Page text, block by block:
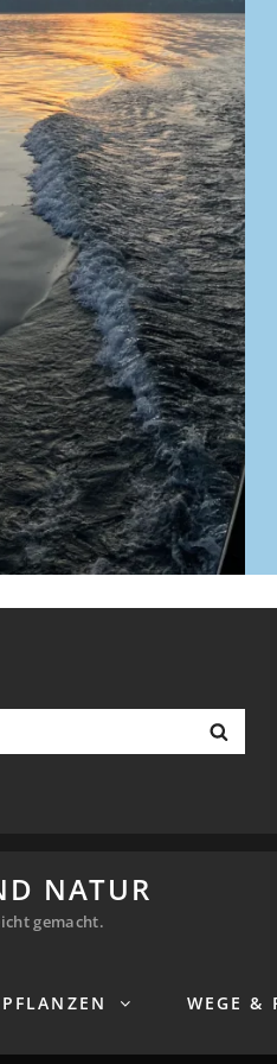
NATUR
gemacht.
PFLANZEN WEGE &
© 2020 - 2025 BLUMEN UND